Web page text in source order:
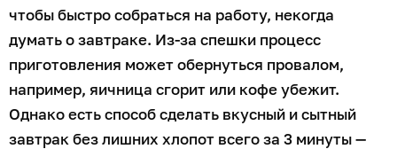
чтобы быстро собраться на работу, некогда
думать о завтраке. Из-за спешки процесс
приготовления может обернуться провалом,
например, яичница сгорит или кофе убежит.
Однако есть способ сделать вкусный и сытный
завтрак без лишних хлопот всего за 3 минуты —